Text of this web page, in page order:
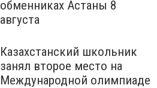
обменниках Астаны 8
августа
Казахстанский школьник
занял второе место на
Международной олимпиаде